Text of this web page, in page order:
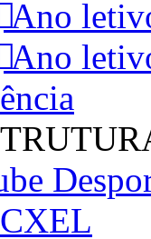
Ano
Ano